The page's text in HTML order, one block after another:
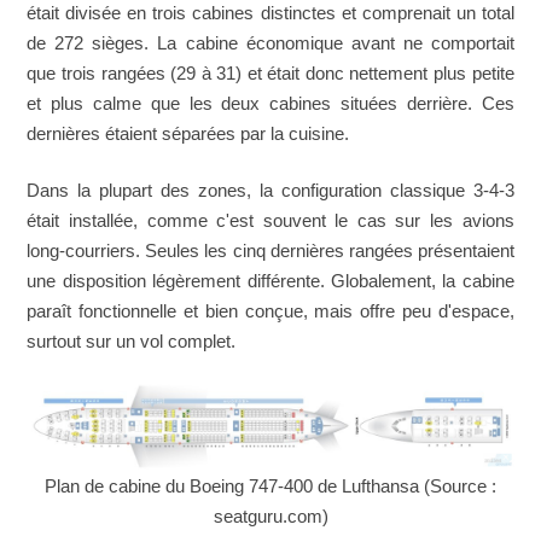
était divisée en trois cabines distinctes et comprenait un total
de 272 sièges. La cabine économique avant ne comportait
que trois rangées (29 à 31) et était donc nettement plus petite
et plus calme que les deux cabines situées derrière. Ces
dernières étaient séparées par la cuisine.
Dans la plupart des zones, la configuration classique 3-4-3
était installée, comme c'est souvent le cas sur les avions
long-courriers. Seules les cinq dernières rangées présentaient
une disposition légèrement différente. Globalement, la cabine
paraît fonctionnelle et bien conçue, mais offre peu d'espace,
surtout sur un vol complet.
Plan de cabine du Boeing 747-400 de Lufthansa (Source :
seatguru.com)